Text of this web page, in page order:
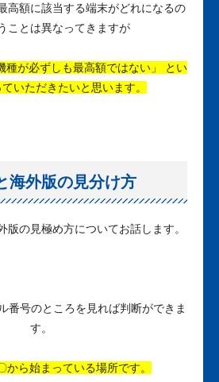
高額に該当する端末がどれになるの
ことは異なってきますが
種が必ずしも最高額ではない」 とい
いただきたいと思います。
海外版の見分け方
版の見極め方についてお話します。
番号のところを見れば判断ができま
す。
から始まっている場所です。